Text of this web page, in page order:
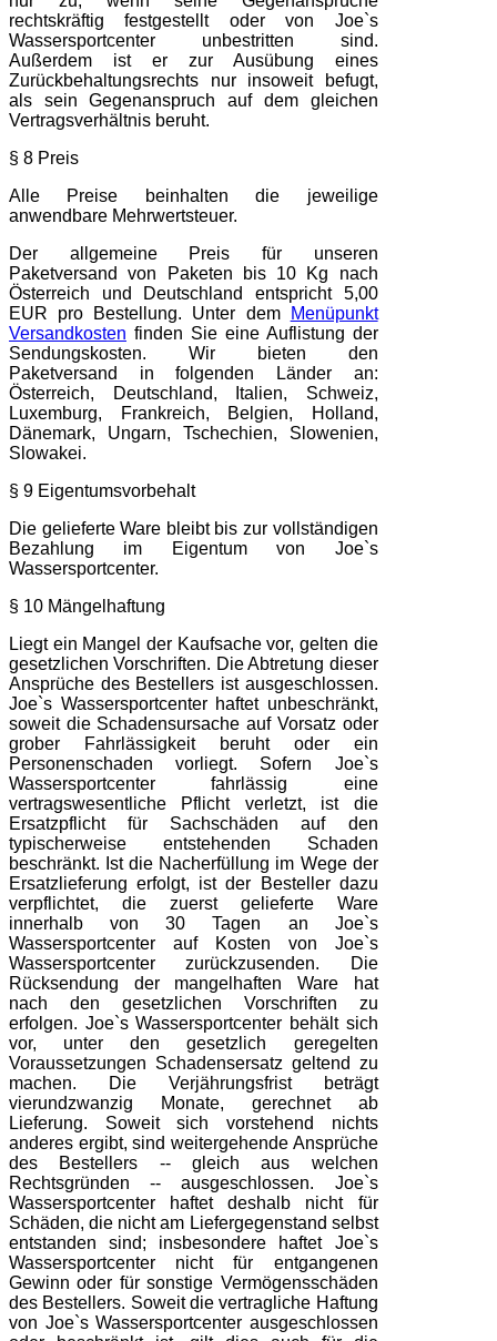
rechtskräftig festgestellt oder von Joe`s
Wassersportcenter unbestritten sind.
Außerdem ist er zur Ausübung eines
Zurückbehaltungsrechts nur insoweit befugt,
als sein Gegenanspruch auf dem gleichen
Vertragsverhältnis beruht.
§ 8 Preis
Alle Preise beinhalten die jeweilige
anwendbare Mehrwertsteuer.
Der allgemeine Preis für unseren
Paketversand von Paketen bis 10 Kg nach
Österreich und Deutschland entspricht 5,00
EUR pro Bestellung. Unter dem
Menüpunkt
Versandkosten finden Sie eine Auflistung der
Sendungskosten. Wir bieten den
Paketversand in folgenden Länder an:
Österreich, Deutschland, Italien, Schweiz,
Luxemburg, Frankreich, Belgien, Holland,
Dänemark, Ungarn, Tschechien, Slowenien,
Slowakei.
§ 9 Eigentumsvorbehalt
Die gelieferte Ware bleibt bis zur vollständigen
Bezahlung im Eigentum von Joe`s
Wassersportcenter.
§ 10 Mängelhaftung
Liegt ein Mangel der Kaufsache vor, gelten die
gesetzlichen Vorschriften. Die Abtretung dieser
Ansprüche des Bestellers ist ausgeschlossen.
Joe`s Wassersportcenter haftet unbeschränkt,
soweit die Schadensursache auf Vorsatz oder
grober Fahrlässigkeit beruht oder ein
Personenschaden vorliegt. Sofern Joe`s
Wassersportcenter fahrlässig eine
vertragswesentliche Pflicht verletzt, ist die
Ersatzpflicht für Sachschäden auf den
typischerweise entstehenden Schaden
beschränkt. Ist die Nacherfüllung im Wege der
Ersatzlieferung erfolgt, ist der Besteller dazu
verpflichtet, die zuerst gelieferte Ware
innerhalb von 30 Tagen an Joe`s
Wassersportcenter auf Kosten von Joe`s
Wassersportcenter zurückzusenden. Die
Rücksendung der mangelhaften Ware hat
nach den gesetzlichen Vorschriften zu
erfolgen. Joe`s Wassersportcenter behält sich
vor, unter den gesetzlich geregelten
Voraussetzungen Schadensersatz geltend zu
machen. Die Verjährungsfrist beträgt
vierundzwanzig Monate, gerechnet ab
Lieferung. Soweit sich vorstehend nichts
anderes ergibt, sind weitergehende Ansprüche
des Bestellers -- gleich aus welchen
Rechtsgründen -- ausgeschlossen. Joe`s
Wassersportcenter haftet deshalb nicht für
Schäden, die nicht am Liefergegenstand selbst
entstanden sind; insbesondere haftet Joe`s
Wassersportcenter nicht für entgangenen
Gewinn oder für sonstige Vermögensschäden
des Bestellers. Soweit die vertragliche Haftung
von Joe`s Wassersportcenter ausgeschlossen